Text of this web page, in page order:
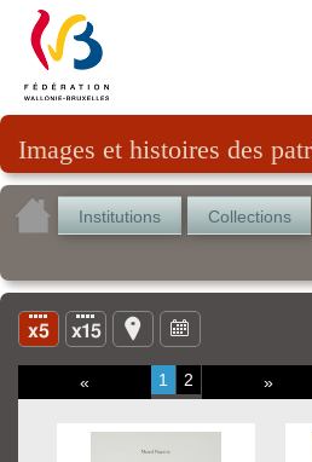
Images et histoires des
Institutions Collections
« 1 2 »